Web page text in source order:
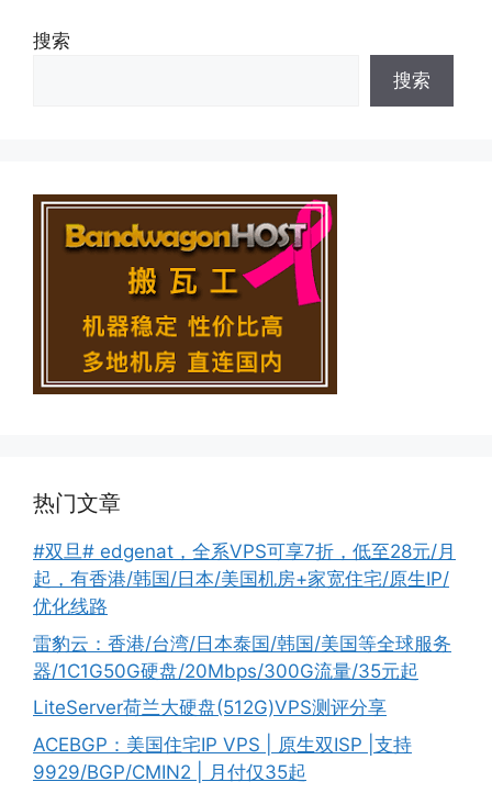
搜索
搜索
热门文章
#双旦# edgenat，全系VPS可享7折，低至28元/月
起，有香港/韩国/日本/美国机房+家宽住宅/原生IP/
优化线路
雷豹云：香港/台湾/日本泰国/韩国/美国等全球服务
器/1C1G50G硬盘/20Mbps/300G流量/35元起
LiteServer荷兰大硬盘(512G)VPS测评分享
ACEBGP：美国住宅IP VPS | 原生双ISP |支持
9929/BGP/CMIN2 | 月付仅35起